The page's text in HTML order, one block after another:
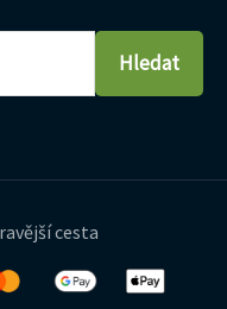
Hledat
cesta